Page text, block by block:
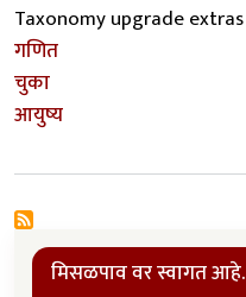
Taxonomy upgrade extras
गणित
चुका
आयुष्य
मिसळपाव वर स्वागत आहे.